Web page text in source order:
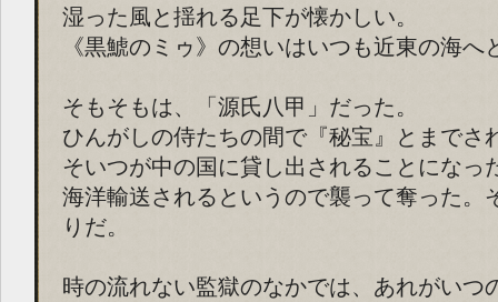
湿った風と揺れる足下が懐かしい。
《黒鯱のミゥ》の想いはいつも近東の海へ
そもそもは、「源氏八甲」だった。
ひんがしの侍たちの間で『秘宝』とまでさ
そいつが中の国に貸し出されることになっ
海洋輸送されるというので襲って奪った。
りだ。
時の流れない監獄のなかでは、あれがいつ